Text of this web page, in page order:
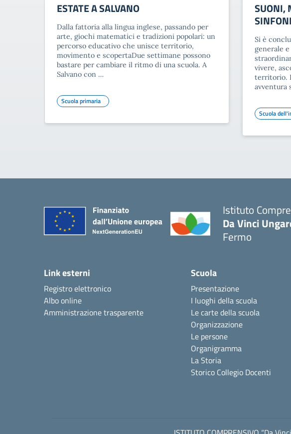
ESTATE A SALVANO
Dalla fattoria alla lingua inglese, passando per
arte, giochi matematici e tradizioni popolari: un
percorso educativo che unisce territorio,
movimento e scopertaDue settimane possono
bastare per cambiare il ritmo di una scuola. A
Salvano con …
Scuola primaria
SUONI,
Si è
generale
vivere,
territorio.
avventura
Scuola
Istituto
Da Vinci
Fermo
Link esterni
Registro elettronico
Albo online
Amministrazione trasparente
Scuola
Presentazione
I luoghi della scuola
Le carte della scuola
Organizzazione
Le persone
Organigramma
La Storia
Storico Collegio Docenti